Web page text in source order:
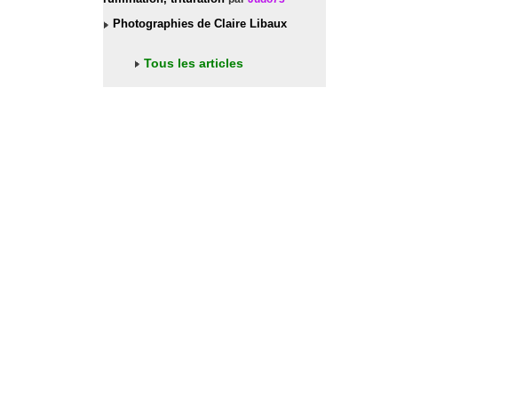
Photographies de Claire Libaux
Tous les articles